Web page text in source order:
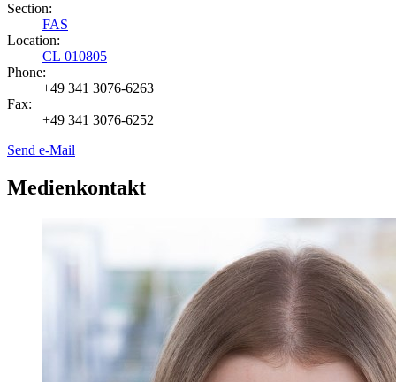
Section:
FAS
Location:
CL 010805
Phone:
+49 341 3076-6263
Fax:
+49 341 3076-6252
Send e-Mail
Medienkontakt